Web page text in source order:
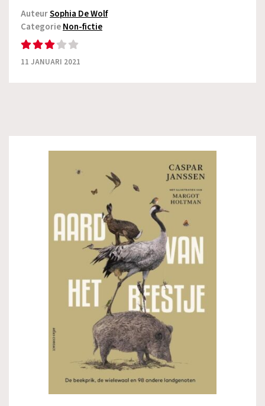
AuteurSophia De Wolf
CategorieNon-fictie
11 JANUARI 2021